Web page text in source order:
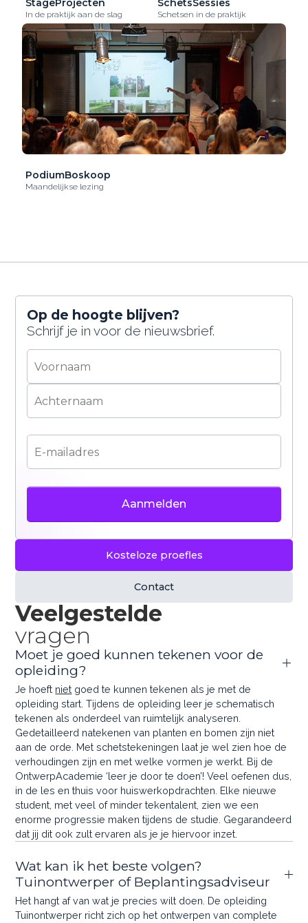
StageProjecten
In de praktijk aan de slag
SchetsSessies
Schetsen in de praktijk
PodiumBoskoop
Maandelijkse lezing
gebruik van de website te analyseren en om
bepaalde content goed te laten werken. Je kunt
zelf kiezen of je hiermee akkoord gaat. Meer
informatie vind je in onsprivacybeleid
Accepteren
Op de hoogte blijven?
Schrijf je in voor de nieuwsbrief.
Kosteloze proefles
Contact
Veelgestelde
vragen
Moet je goed kunnen tekenen voor de
opleiding?
Je hoeft niet goed te kunnen tekenen als je met de
opleiding start. Tijdens de opleiding leer je schematisch
tekenen als onderdeel van ruimtelijk analyseren.
Gedetailleerd natekenen van planten en bomen zijn niet
aan de orde. Met schetstekeningen laat je wel zien hoe de
verhoudingen zijn en met welke vormen je werkt. Bij de
OntwerpAcademie ‘leer je door te doen’! Veel oefenen dus,
in de les en thuis voor huiswerkopdrachten. Elke nieuwe
student, met veel of minder tekentalent, zien we een
enorme progressie maken tijdens de studie. Gegarandeerd
dat jij dit ook zult ervaren als je je hiervoor inzet.
Wat kan ik het beste volgen?
Tuinontwerper of Beplantingsadviseur
Het hangt af van wat je precies wilt doen. De opleiding
Tuinontwerper richt zich op het ontwerpen van complete